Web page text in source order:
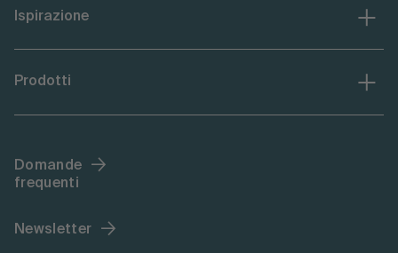
Ispirazione
Prodotti
Domande
frequenti
Newsletter